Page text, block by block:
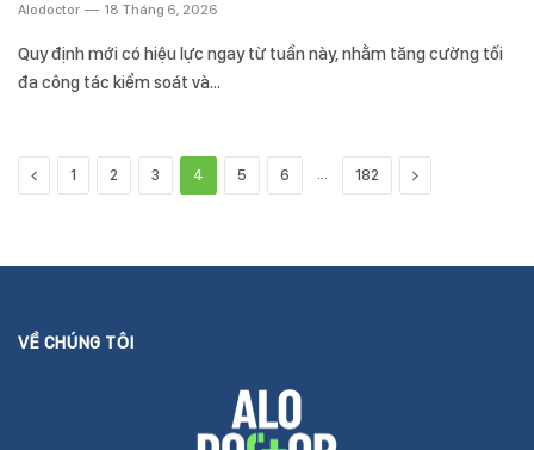
Alodoctor 18 Tháng 6, 2026
Quy định mới có hiệu lực ngay từ tuần này, nhằm tăng cường tối
đa công tác kiểm soát và…
Previous
1 2 3 4 5 6 … 182 Next
VỀ CHÚNG TÔI